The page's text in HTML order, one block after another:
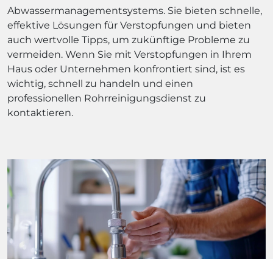
Abwassermanagementsystems. Sie bieten schnelle,
effektive Lösungen für Verstopfungen und bieten
auch wertvolle Tipps, um zukünftige Probleme zu
vermeiden. Wenn Sie mit Verstopfungen in Ihrem
Haus oder Unternehmen konfrontiert sind, ist es
wichtig, schnell zu handeln und einen
professionellen Rohrreinigungsdienst zu
kontaktieren.